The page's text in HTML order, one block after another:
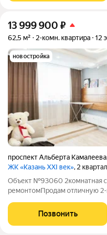
13 999 900 ₽
62,5 м² 2-комн. квартира 12
новостройка
проспект Альберта Камалеева
ЖК «Казань XXI век», 2
Объект №93060 2комнатная с
ремонтомПродам отличную 2-
многим причинам: Отличная планировка, общая площадь
Позвонить